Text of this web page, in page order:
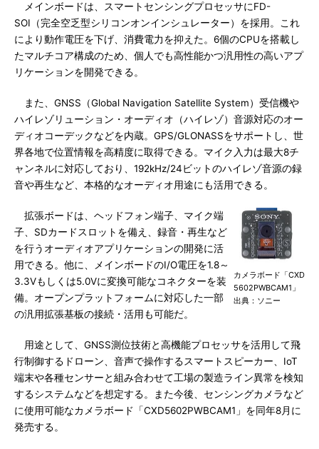
メインボードは、スマートセンシングプロセッサにFD-
SOI（完全空乏型シリコンオンインシュレーター）を採用。これ
により動作電圧を下げ、消費電力を抑えた。6個のCPUを搭載し
たマルチコア構成のため、個人でも高性能かつ汎用性の高いアプ
リケーションを開発できる。
また、GNSS（Global Navigation Satellite System）受信機や
ハイレゾリューション・オーディオ（ハイレゾ）音源対応のオー
ディオコーデックなどを内蔵。GPS/GLONASSをサポートし、世
界各地で位置情報を高精度に取得できる。マイク入力は最大8チ
ャンネルに対応しており、192kHz/24ビットのハイレゾ音源の録
音や再生など、本格的なオーディオ用途にも活用できる。
カメラボード「CXD
5602PWBCAM1」
出典：ソニー
拡張ボードは、ヘッドフォン端子、マイク端
子、SDカードスロットを備え、録音・再生など
を行うオーディオアプリケーションの開発に活
用できる。他に、メインボードのI/O電圧を1.8～
3.3Vもしくは5.0Vに変換可能なコネクターを装
備。オープンプラットフォームに対応した一部
の汎用拡張基板の接続・活用も可能だ。
用途として、GNSS測位技術と高機能プロセッサを活用して飛
行制御するドローン、音声で操作するスマートスピーカー、IoT
端末や各種センサーと組み合わせて工場の製造ライン異常を検知
するシステムなどを想定する。また今後、センシングカメラなど
に使用可能なカメラボード「CXD5602PWBCAM1」を同年8月に
発売する。